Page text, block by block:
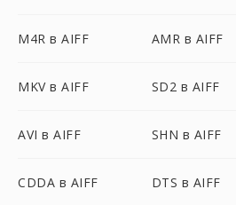
M4R в AIFF AMR в AIFF
MKV в AIFF SD2 в AIFF
AVI в AIFF SHN в AIFF
CDDA в AIFF DTS в AIFF